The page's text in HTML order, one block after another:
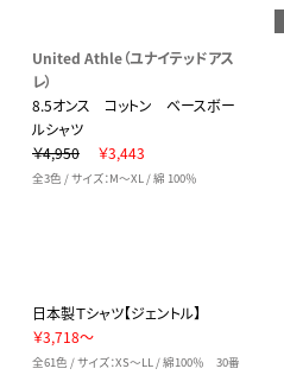
United Athle（ユナイテッドアス
レ）
8.5オンス コットン ベースボー
ルシャツ
￥4,950
￥3,443
全3色 / サイズ：M～XL / 綿 100％
日本製Ｔシャツ【ジェントル】
￥3,718～
全61色 / サイズ：XS～LL / 綿100％ 30番